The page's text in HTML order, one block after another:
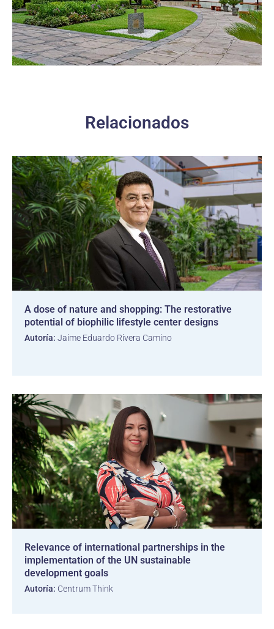
Relacionados
A dose of nature and shopping: The restorative
potential of biophilic lifestyle center designs
Autoría: Jaime Eduardo Rivera Camino
Relevance of international partnerships in the
implementation of the UN sustainable
development goals
Autoría: Centrum Think